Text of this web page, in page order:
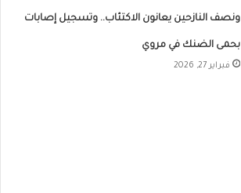
ونصف النازحين يعانون الاكتئاب.. وتسجيل إصابات
بحمى الضنك في مروي
فبراير 27, 2026